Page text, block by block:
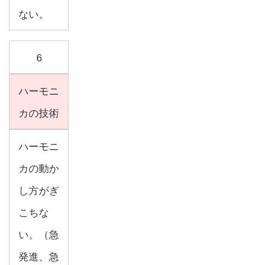
ない。
6
ハーモニ
カの技術
ハーモニ
カの動か
し方がぎ
こちな
い。（急
発進、急